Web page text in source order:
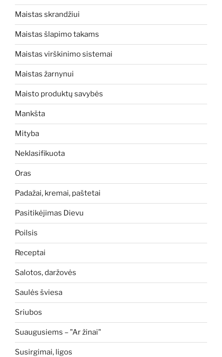
Maistas skrandžiui
Maistas šlapimo takams
Maistas virškinimo sistemai
Maistas žarnynui
Maisto produktų savybės
Mankšta
Mityba
Neklasifikuota
Oras
Padažai, kremai, paštetai
Pasitikėjimas Dievu
Poilsis
Receptai
Salotos, daržovės
Saulės šviesa
Sriubos
Suaugusiems – "Ar žinai"
Susirgimai, ligos